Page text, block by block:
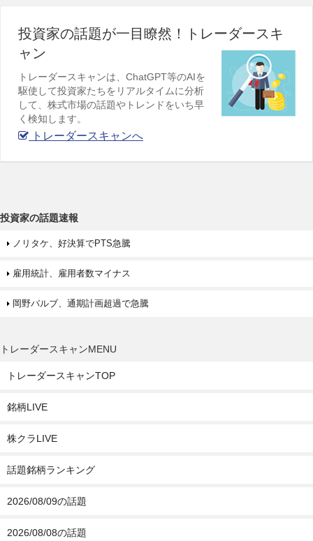
投資家の話題が一目瞭然！トレーダースキ
ャン
トレーダースキャンは、ChatGPT等のAIを
駆使して投資家たちをリアルタイムに分析
して、株式市場の話題やトレンドをいち早
く検知します。
トレーダースキャンへ
投資家の話題速報
ノリタケ、好決算でPTS急騰
雇用統計、雇用者数マイナス
岡野バルブ、通期計画超過で急騰
トレーダースキャンMENU
トレーダースキャンTOP
銘柄LIVE
株クラLIVE
話題銘柄ランキング
2026/08/09の話題
2026/08/08の話題